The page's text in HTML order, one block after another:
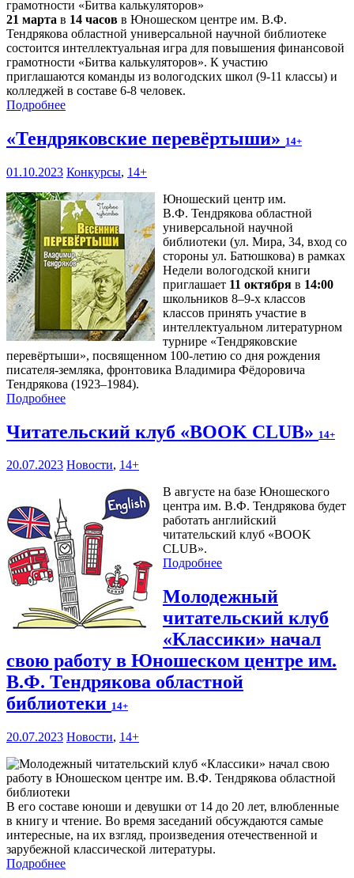
21 марта в 14 часов в Юношеском центре им. В.Ф.
Тендрякова областной универсальной научной библиотеке
состоится интеллектуальная игра для повышения финансовой
грамотности «Битва калькуляторов». К участию
приглашаются команды из вологодских школ (9-11 классы) и
колледжей в составе 6-8 человек.
Подробнее
«Тендряковские перевёртыши» 14+
01.10.2023 Конкурсы, 14+
Юношеский центр им.
В.Ф. Тендрякова областной
универсальной научной
библиотеки (ул. Мира, 34, вход со
стороны ул. Батюшкова) в рамках
Недели вологодской книги
приглашает 11 октября в 14:00
школьников 8–9-х классов
классов принять участие в
интеллектуальном литературном
турнире «Тендряковские
перевёртыши», посвященном 100-летию со дня рождения
писателя-земляка, фронтовика Владимира Фёдоровича
Тендрякова (1923–1984).
Подробнее
Читательский клуб «BOOK CLUB» 14+
20.07.2023 Новости, 14+
В августе на базе Юношеского
центра им. В.Ф. Тендрякова будет
работать английский
читательский клуб «BOOK
CLUB».
Подробнее
Молодежный
читательский клуб
«Классики» начал
свою работу в Юношеском центре им.
В.Ф. Тендрякова областной
библиотеки 14+
20.07.2023 Новости, 14+
В его составе юноши и девушки от 14 до 20 лет, влюбленные
в книгу и чтение. Во время заседаний обсуждаются самые
интересные, на их взгляд, произведения отечественной и
зарубежной классической литературы.
Подробнее